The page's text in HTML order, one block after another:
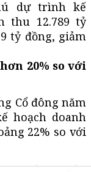
dự trình kế
thu 12.789 tỷ
tỷ đồng, giảm
20% so với
Cổ đông năm
hoạch doanh
22% so với